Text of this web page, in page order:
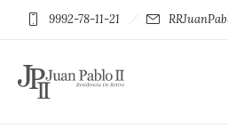
9992-78-11-21